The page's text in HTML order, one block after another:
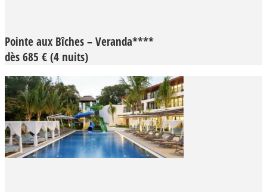
Pointe aux Bîches – Veranda****
dès 685 € (4 nuits)